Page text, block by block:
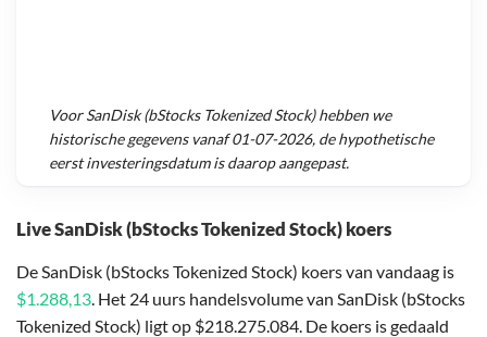
Live SanDisk (bStocks Tokenized Stock) koers
De SanDisk (bStocks Tokenized Stock) koers van vandaag is
$1.288,13. Het 24 uurs handelsvolume van SanDisk (bStocks
Tokenized Stock) ligt op $218.275.084. De koers is gedaald
VoorSanDisk (bStocks Tokenized Stock)hebben we
historische gegevens vanaf01-07-2026, de hypothetische
eerst investeringsdatum is daarop aangepast.